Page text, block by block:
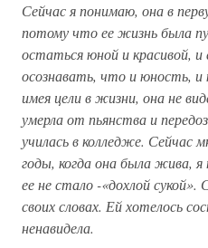
Сейчас я понимаю, она в
потому что ее жизнь была
остаться юной и красивой,
осознавать, что и юность,
имея цели в жизни, она не
умерла от пьянства и
училась в колледже. Сейчас
годы, когда она была жива, я
ее не стало -«дохлой
своих словах. Ей хотелось
ненавидела.